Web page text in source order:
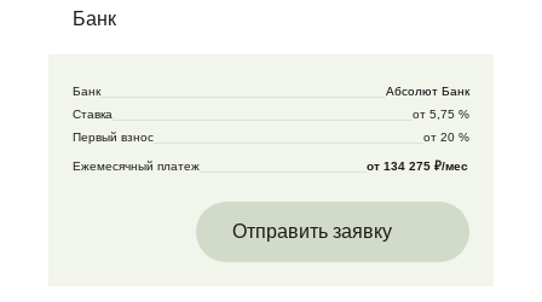
Банк
Банк
Абсолют Банк
Ставка
от 5,75 %
Первый взнос
от 20 %
Ежемесячный платеж от 134 275 ₽/мес
Отправить заявку